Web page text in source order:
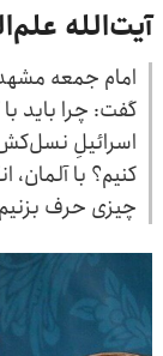
آیت‌الله
امام جمعه مشهد
گفت: چرا باید
اسرائیلِ نسل‌کش
کنیم؟ با
چیزی حرف